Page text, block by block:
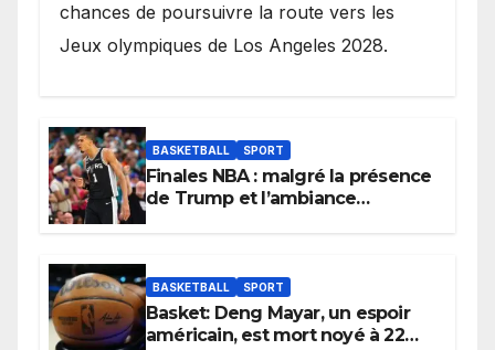
chances de poursuivre la route vers les
Jeux olympiques de Los Angeles 2028.
BASKETBALL SPORT
Finales NBA : malgré la présence
de Trump et l’ambiance
BASKETBALL SPORT
Basket: Deng Mayar, un espoir
américain, est mort noyé à 22